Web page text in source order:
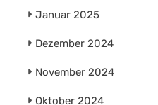
Januar 2025
Dezember 2024
November 2024
Oktober 2024